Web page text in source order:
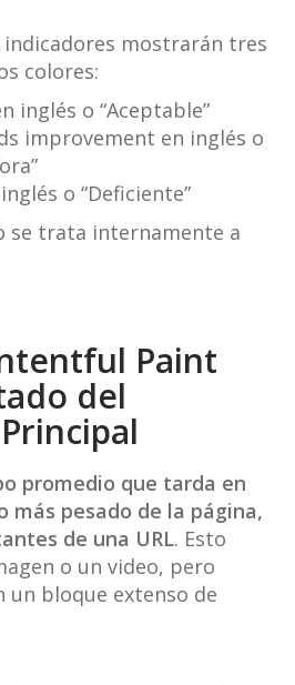
indicadores mostrarán tres
colores:
inglés o “Aceptable”
improvement en inglés o
o “Deficiente”
se trata internamente a
Paint
del
promedio que tarda en
más pesado de la página,
de una URL. Esto
o un video, pero
un bloque extenso de